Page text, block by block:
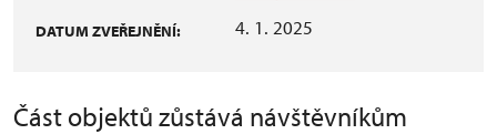
DATUM ZVEŘEJNĚNÍ: 4. 1. 2025
Část objektů zůstává návštěvníkům